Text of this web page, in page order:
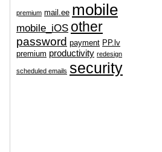
premium mail.ee mobile
mobile_iOS other
password payment PP.lv
premium productivity redesign
scheduled emails security